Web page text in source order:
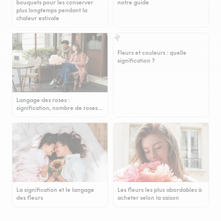
bouquets pour les conserver
plus longtemps pendant la
chaleur estivale
notre guide
Langage des roses :
signification, nombre de roses…
Fleurs et couleurs : quelle
signification ?
La signification et le langage
des fleurs
Les fleurs les plus abordables à
acheter selon la saison